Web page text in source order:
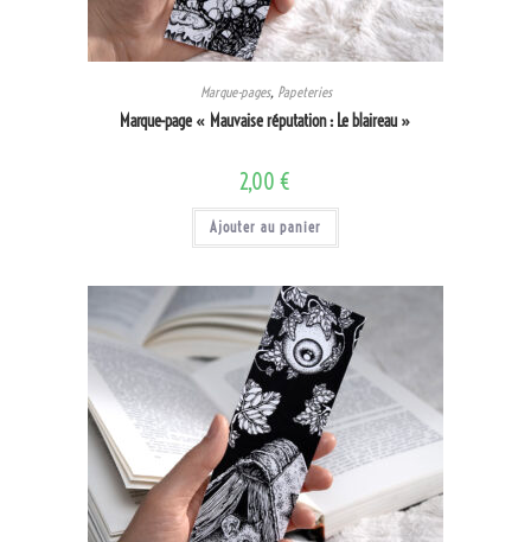
Marque-pages, Papeteries
Marque-page « Mauvaise réputation : Le blaireau »
2,00 €
Ajouter au panier